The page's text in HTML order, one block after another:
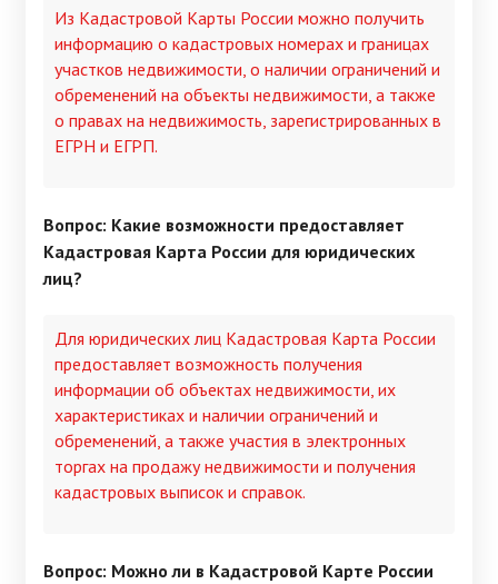
Из Кадастровой Карты России можно получить
информацию о кадастровых номерах и границах
участков недвижимости, о наличии ограничений и
обременений на объекты недвижимости, а также
о правах на недвижимость, зарегистрированных в
ЕГРН и ЕГРП.
Вопрос: Какие возможности предоставляет
Кадастровая Карта России для юридических
лиц?
Для юридических лиц Кадастровая Карта России
предоставляет возможность получения
информации об объектах недвижимости, их
характеристиках и наличии ограничений и
обременений, а также участия в электронных
торгах на продажу недвижимости и получения
кадастровых выписок и справок.
Вопрос: Можно ли в Кадастровой Карте России